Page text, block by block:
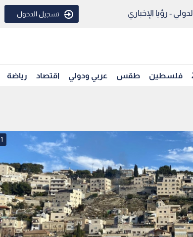
- رؤيا الإخباري تسجيل الدخول
فلسطين طقس عربي ودولي اقتصاد رياضة
1